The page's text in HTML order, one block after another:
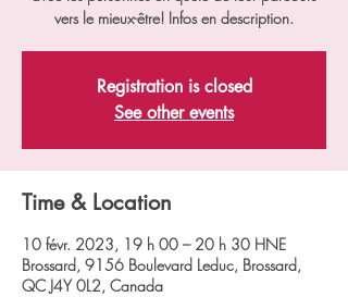
vers le mieux-être! Infos en description.
Registration is closed
See other events
Time & Location
10 févr. 2023, 19 h 00 – 20 h 30 HNE
Brossard, 9156 Boulevard Leduc, Brossard,
QC J4Y 0L2, Canada